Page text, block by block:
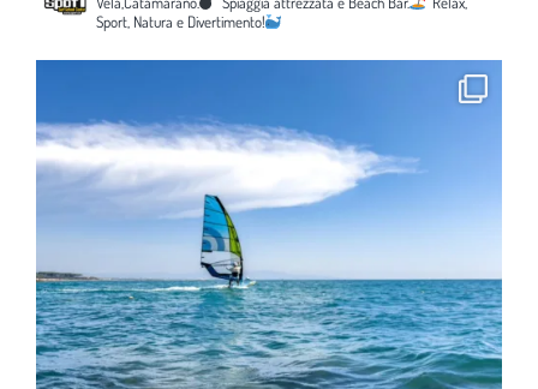
Sport, Natura e Divertimento!